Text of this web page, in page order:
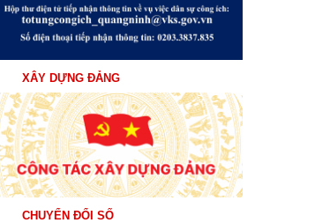
XÂY DỰNG ĐẢNG
CHUYỂN ĐỔI SỐ